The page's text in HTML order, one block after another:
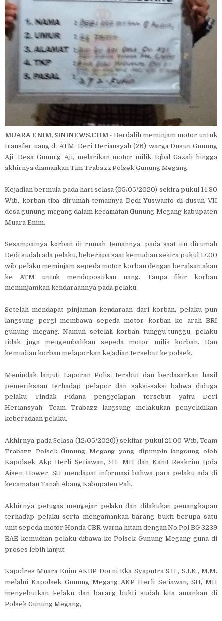
MUARA ENIM, SININEWS.COM - Berdalih meminjam motor untuk
transfer uang di ATM, Deri Heriansyah (26) warga Dusun Gunung
Aji, Desa Gunung Aji, melarikan motor milik Iqbal Gazali hingga
akhirnya diamankan Tim Trabazz Polsek Gunung Megang.
Kejadian bermula pada hari selasa (05/05/2020) sekira pukul 14.30
Wib, korban tiba dirumah temannya Dedi Yuswanto di dusun VII
desa gunung megang dalam kecamatan Gunung Megang kabupaten
Muara Enim.
Sesampainya korban di rumah temannya, pada saat itu dirumah
Dedi sudah ada pelaku, beberapa saat kemudian sekira pukul 17.00
wib pelaku meminjam sepeda motor korban dengan beralsan akan
ke ATM untuk mendopositkan uang. Tanpa fikir korban
meminjamkan kendaraannya pada pelaku.
Setelah mendapat pinjaman kendaraan dari korban, pelaku pun
langsung pergi membawa sepeda motor korban ke arah BRI
gunung megang. Namun setelah korban tunggu-tunggu, pelaku
tidak juga mengembalikan sepeda motor milik korban. Dan
kemudian korban melaporkan kejadian tersebut ke polsek.
Menindak lanjuti Laporan Polisi tersbut dan berdasarkan hasil
pemeriksaan terhadap pelapor dan saksi-saksi bahwa diduga
pelaku Tindak Pidana penggelapan tersebut yaitu Deri
Heriansyah. Team Trabazz langsung melakukan penyelidikan
keberadaan pelaku.
Akhirnya pada Selasa (12/05/2020)) sekitar pukul 21.00 Wib, Team
Trabazz Polsek Gunung Megang yang dipimpin langsung oleh
Kapolsek Akp Herli Setiawan, SH, MH dan Kanit Reskrim Ipda
Aisen Hower, SH mendapat informasi bahwa para pelaku ada di
kecamatan Tanah Abang Kabupaten Pali.
Akhirnya petugas mengejar pelaku dan dilakukan penangkapan
terhadap pelaku serta mengamankan barang bukti berupa satu
unit sepeda motor Honda CBR warna hitam dengan No.Pol BG 3239
EAE kemudian pelaku dibawa ke Polsek Gunung Megang guna di
proses lebih lanjut.
Kapolres Muara Enim AKBP Donni Eka Syaputra S.H., S.I.K., M.M.
melalui Kapolsek Gunung Megang AKP Herli Setiawan, SH, MH
menyebutkan Pelaku dan barang bukti sudah kita amankan di
Polsek Gunung Megang,